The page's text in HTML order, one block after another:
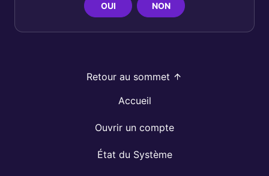
OUI NON
Retour au sommet
Accueil
Ouvrir un compte
État du Système